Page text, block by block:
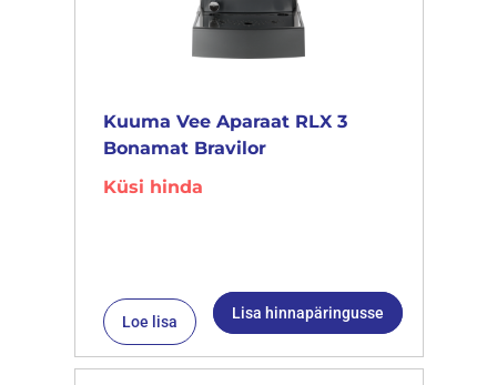
Kuuma Vee Aparaat RLX 3
Bonamat Bravilor
Küsi hinda
Loe lisa Lisa hinnapäringusse